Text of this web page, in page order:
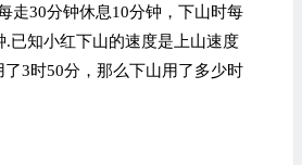
走30分钟休息10分钟，下山时每
.已知小红下山的速度是上山速度
3时50分，那么下山用了多少时